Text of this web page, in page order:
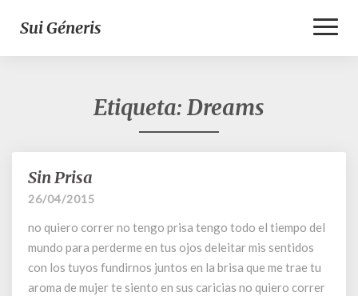
Sui Géneris
Etiqueta:Dreams
Sin
Prisa
Sin Prisa
26/04/2015
no quiero correr no tengo prisa tengo todo el tiempo del
mundo para perderme en tus ojos deleitar mis sentidos
con los tuyos fundirnos juntos en la brisa que me trae tu
aroma de mujer te siento en sus caricias no quiero correr